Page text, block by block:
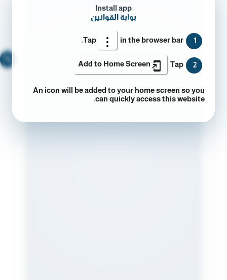
Install app
بوابة القوانين
1
Tap in the browser bar.
2
Tap
Add to Home Screen
An icon will be added to your home screen so you
can quickly access this website.